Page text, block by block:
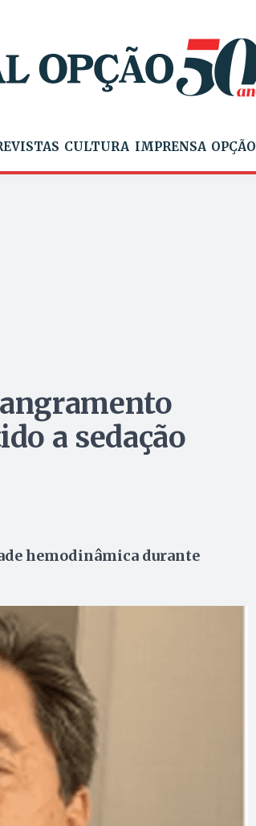
CULTURA IMPRENSA
a sedação
hemodinâmica durante